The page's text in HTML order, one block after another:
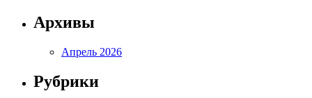
Архивы
Апрель 2026
Рубрики